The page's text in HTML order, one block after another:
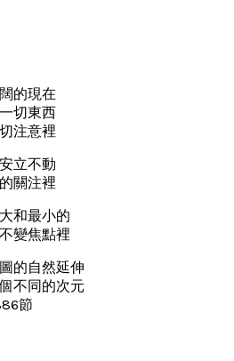
的現在
切東西
注意裡
立不動
關注裡
和最小的
變焦點裡
的自然延伸
不同的次元
節